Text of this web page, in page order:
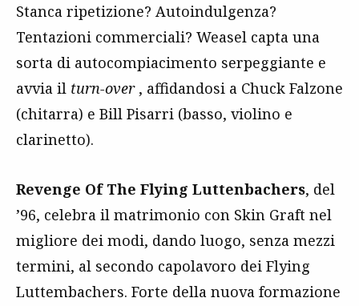
Stanca ripetizione? Autoindulgenza?
Tentazioni commerciali? Weasel capta una
sorta di autocompiacimento serpeggiante e
avvia il turn-over, affidandosi a Chuck Falzone
(chitarra) e Bill Pisarri (basso, violino e
clarinetto).
Revenge Of The Flying Luttenbachers, del
’96, celebra il matrimonio con Skin Graft nel
migliore dei modi, dando luogo, senza mezzi
termini, al secondo capolavoro dei Flying
Luttembachers. Forte della nuova formazione